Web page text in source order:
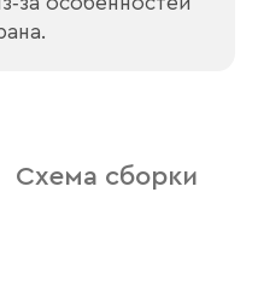
Схема сборки